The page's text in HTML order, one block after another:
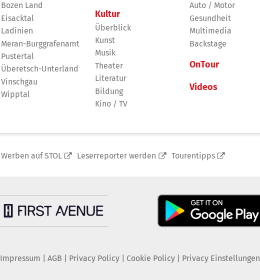
Bozen Land
Eisacktal
Ladinien
Meran-Burggrafenamt
Pustertal
Überetsch-Unterland
Vinschgau
Wipptal
Kultur
Überblick
Kunst
Musik
Theater
Literatur
Bildung
Kino / TV
Auto / Motor
Gesundheit
Multimedia
Backstage
OnTour
Videos
Werben auf STOL Leserreporter werden Tourentipps
Impressum AGB Privacy Policy| Cookie Policy| Privacy Einstellungen